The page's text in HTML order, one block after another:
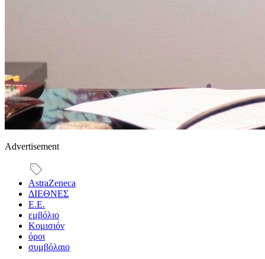
Advertisement
AstraZeneca
ΔΙΕΘΝΕΣ
Ε.Ε.
εμβόλιο
Κομισιόν
όροι
συμβόλαιο